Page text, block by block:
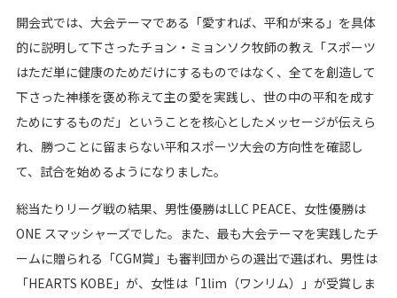
開会式では、大会テーマである「愛すれば、平和が来る」を具体
的に説明して下さったチョン・ミョンソク牧師の教え「スポーツ
はただ単に健康のためだけにするものではなく、全てを創造して
下さった神様を褒め称えて主の愛を実践し、世の中の平和を成す
ためにするものだ」ということを核心としたメッセージが伝えら
れ、勝つことに留まらない平和スポーツ大会の方向性を確認し
て、試合を始めるようになりました。
総当たりリーグ戦の結果、男性優勝はLLC PEACE、女性優勝は
ONE スマッシャーズでした。また、最も大会テーマを実践したチ
ームに贈られる「CGM賞」も審判団からの選出で選ばれ、男性は
「HEARTS KOBE」が、女性は「1lim（ワンリム）」が受賞しま